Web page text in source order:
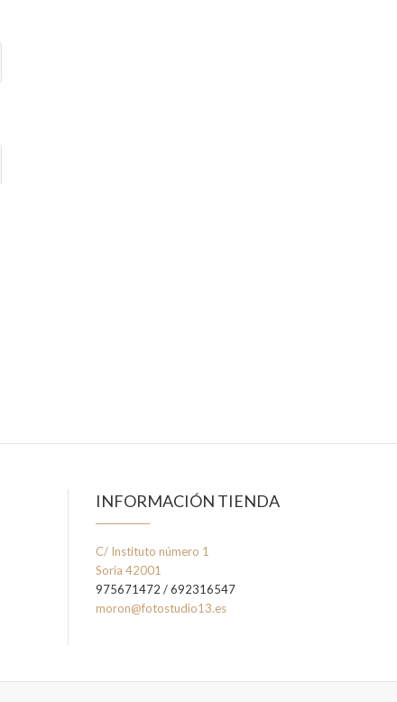
INFORMACIÓN TIENDA
C/ Instituto número 1
Soria 42001
975671472 / 692316547
moron@fotostudio13.es